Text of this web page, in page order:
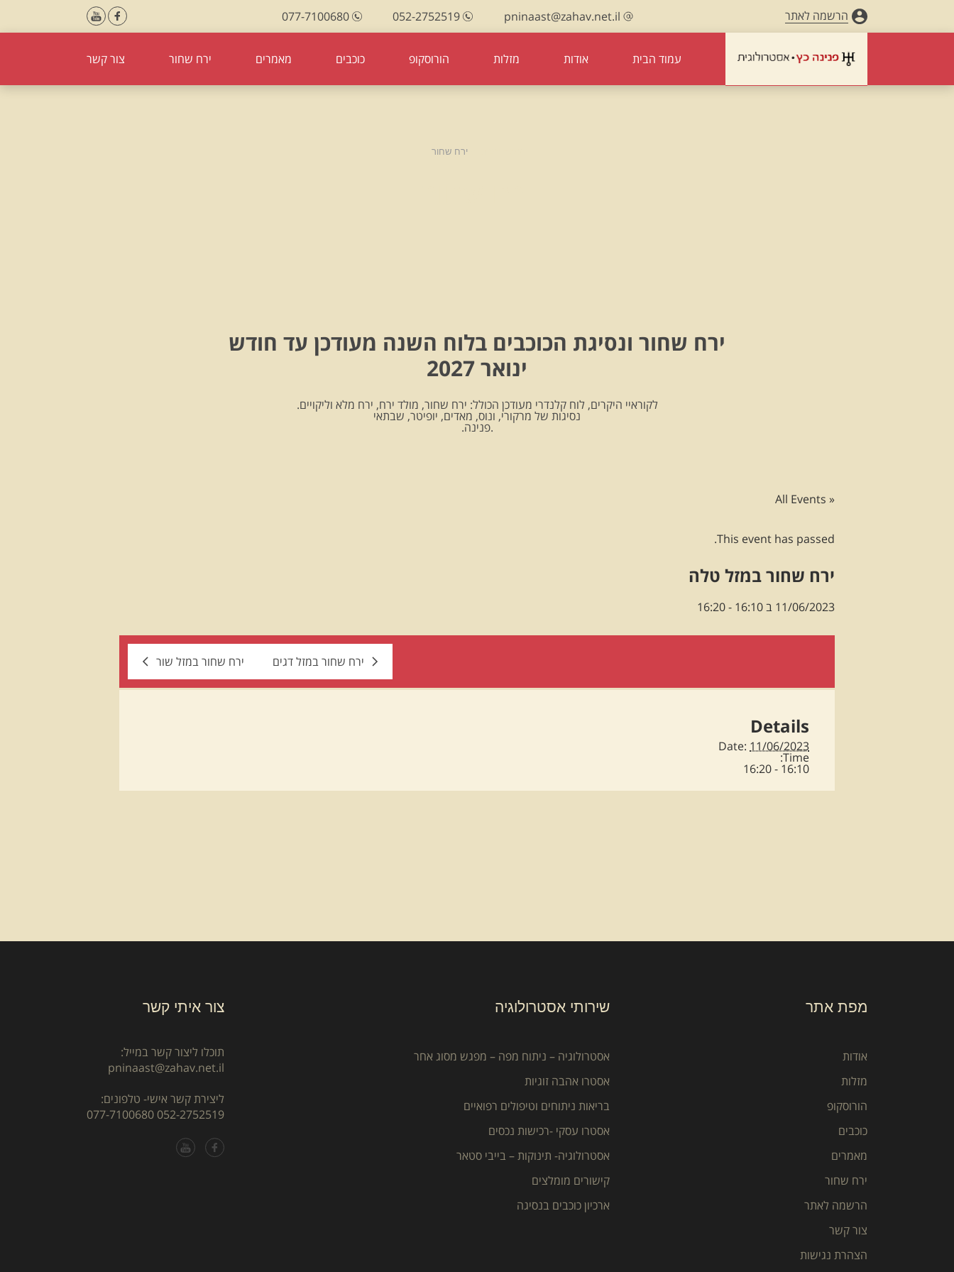
הרשמה לאתר pninaast@zahav.net.il
052-2752519
077-7100680
עמוד הבית אודות מזלות הורוסקופ כוכבים מאמרים ירח שחור צור קשר
ירח שחור
ירח שחור ונסיגת הכוכבים בלוח השנה מעודכן עד חודש
ינואר 2027
לקוראיי היקרים, לוח קלנדרי מעודכן הכולל: ירח שחור, מולד ירח, ירח מלא וליקויים.
נסיגות של מרקורי, ונוס, מאדים, יופיטר, שבתאי
.פנינה.
« All Events
This event has passed.
ירח שחור במזל טלה
11/06/2023 ב 16:10 -
16:20
ירח שחור במזל דגים ירח שחור במזל שור
Details
Date: 11/06/2023
Time:
16:10 - 16:20
מפת אתר
אודות
מזלות
הורוסקופ
כוכבים
מאמרים
ירח שחור
הרשמה לאתר
צור קשר
הצהרת נגישות
שירותי אסטרולוגיה
אסטרולוגיה – ניתוח מפה – מפגש מסוג אחר
אסטרו אהבה זוגיות
בריאות ניתוחים וטיפולים רפואיים
אסטרו עסקי -רכישות נכסים
אסטרולוגיה- תינוקות – בייבי סטאר
קישורים מומלצים
ארכיון כוכבים בנסיגה
צור איתי קשר
תוכלו ליצור קשר במייל:
pninaast@zahav.net.il
ליצירת קשר אישי- טלפונים:
052-2752519
077-7100680